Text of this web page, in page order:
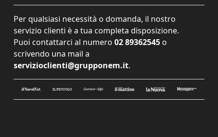
Per qualsiasi necessità o domanda, il nostro
servizio clienti è a tua completa disposizione.
Puoi contattarci al numero 02 89362545 o
scrivendo una mail a
servizioclienti@grupponem.it.